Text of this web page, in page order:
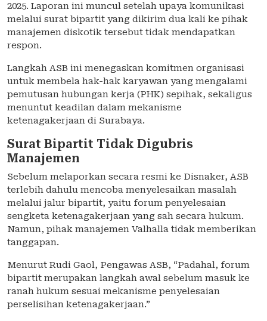
2025. Laporan ini muncul setelah upaya komunikasi
melalui surat bipartit yang dikirim dua kali ke pihak
manajemen diskotik tersebut tidak mendapatkan
respon.
Langkah ASB ini menegaskan komitmen organisasi
untuk membela hak-hak karyawan yang mengalami
pemutusan hubungan kerja (PHK) sepihak, sekaligus
menuntut keadilan dalam mekanisme
ketenagakerjaan di Surabaya.
Surat Bipartit Tidak Digubris
Manajemen
Sebelum melaporkan secara resmi ke Disnaker, ASB
terlebih dahulu mencoba menyelesaikan masalah
melalui jalur bipartit, yaitu forum penyelesaian
sengketa ketenagakerjaan yang sah secara hukum.
Namun, pihak manajemen Valhalla tidak memberikan
tanggapan.
Menurut Rudi Gaol, Pengawas ASB, “Padahal, forum
bipartit merupakan langkah awal sebelum masuk ke
ranah hukum sesuai mekanisme penyelesaian
perselisihan ketenagakerjaan.”